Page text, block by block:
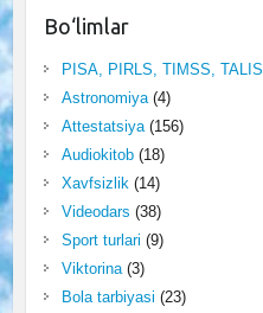
Bo‘limlar
PISA, PIRLS, TIMSS, TALIS
Astronomiya(4)
Attestatsiya(156)
Audiokitob(18)
Xavfsizlik (14)
Videodars (38)
Sport turlari (9)
Viktorina(3)
Bola tarbiyasi (23)